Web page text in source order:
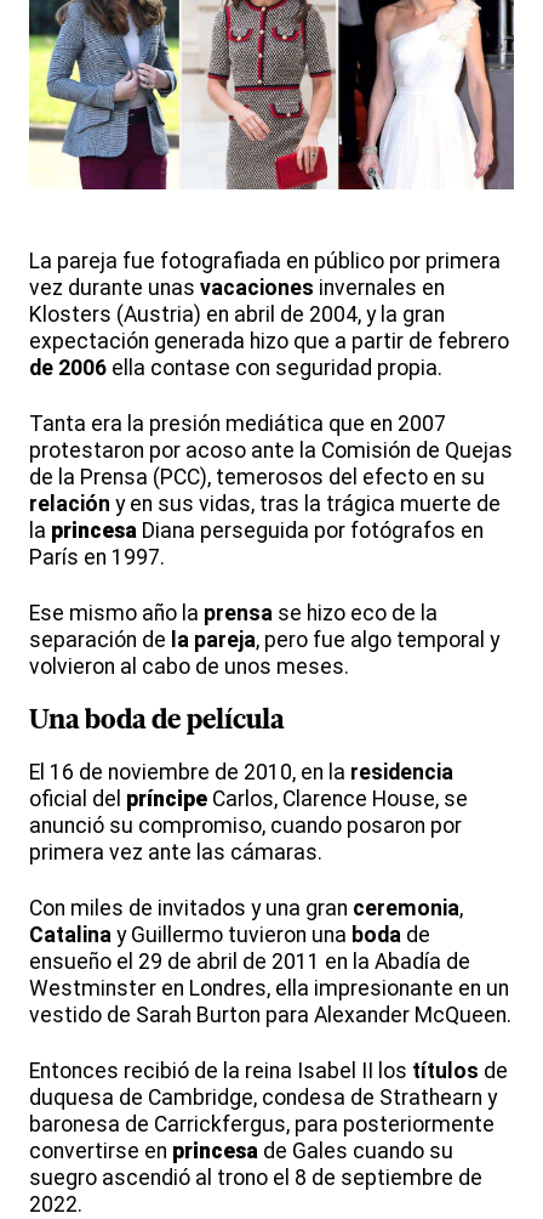
La pareja fue fotografiada en público por primera
vez durante unas vacaciones invernales en
Klosters (Austria) en abril de 2004, y la gran
expectación generada hizo que a partir de febrero
de 2006 ella contase con seguridad propia.
Tanta era la presión mediática que en 2007
protestaron por acoso ante la Comisión de Quejas
de la Prensa (PCC), temerosos del efecto en su
relación y en sus vidas, tras la trágica muerte de
la princesa Diana perseguida por fotógrafos en
París en 1997.
Ese mismo año la prensa se hizo eco de la
separación de la pareja, pero fue algo temporal y
volvieron al cabo de unos meses.
Una bodade película
El 16 de noviembre de 2010, en la residencia
oficial del príncipe Carlos, Clarence House, se
anunció su compromiso, cuando posaron por
primera vez ante las cámaras.
Con miles de invitados y una gran ceremonia,
Catalina y Guillermo tuvieron una boda de
ensueño el 29 de abril de 2011 en la Abadía de
Westminster en Londres, ella impresionante en un
vestido de Sarah Burton para Alexander McQueen.
Entonces recibió de la reina Isabel II los títulos de
duquesa de Cambridge, condesa de Strathearn y
baronesa de Carrickfergus, para posteriormente
convertirse en princesa de Gales cuando su
suegro ascendió al trono el 8 de septiembre de
2022.